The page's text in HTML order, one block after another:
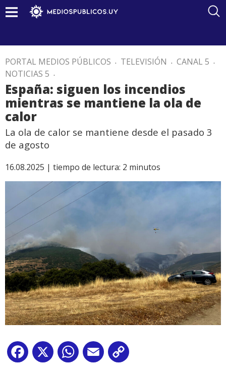
PORTAL MEDIOS PÚBLICOS . TELEVISIÓN . CANAL 5 .
NOTICIAS 5 .
España: siguen los incendios
mientras se mantiene la ola de
calor
La ola de calor se mantiene desde el pasado 3
de agosto
16.08.2025 | tiempo de lectura: 2 minutos
Facebook
X WhatsApp
Email